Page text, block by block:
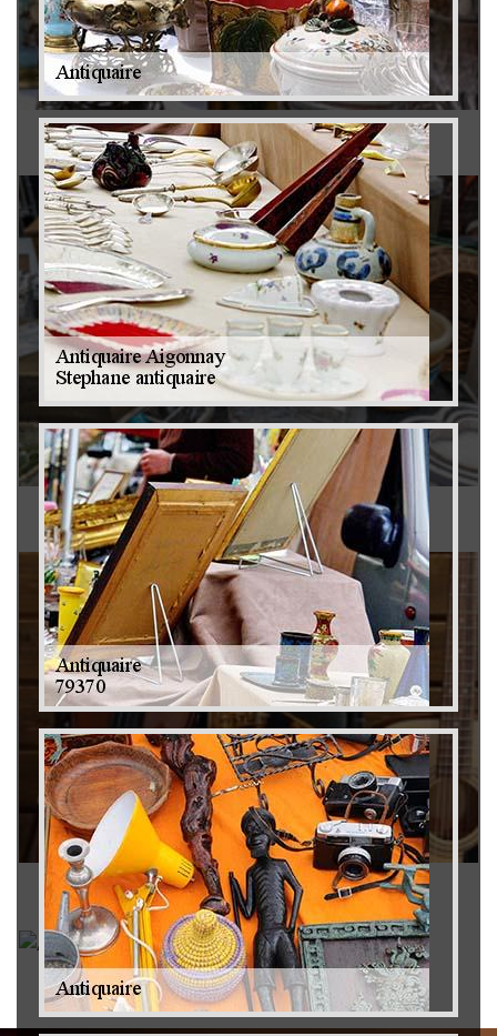
Antiquaire 79
Brocanteur 79
Rachat instrument de musique 79
Achat antiquité 79